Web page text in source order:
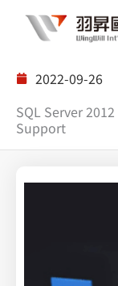
2022-09-26
SQL Server
Support